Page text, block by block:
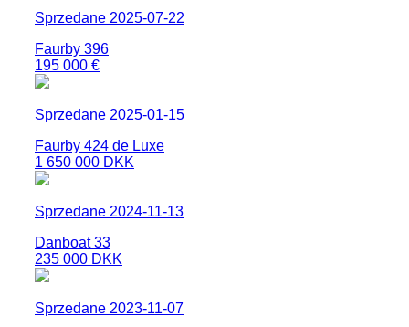
Sprzedane 2025-07-22
Faurby 396
195 000 €
Sprzedane 2025-01-15
Faurby 424 de Luxe
1 650 000 DKK
Sprzedane 2024-11-13
Danboat 33
235 000 DKK
Sprzedane 2023-11-07